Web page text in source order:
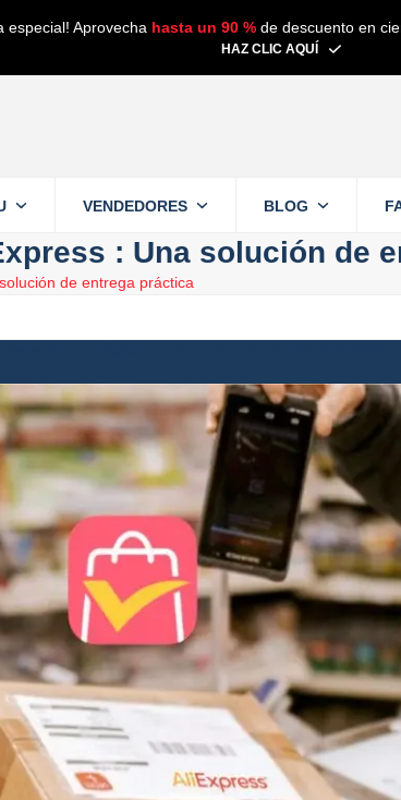
especial! Aprovecha hasta un 90 % de descuento en
HAZ CLIC AQUÍ
VENDEDORES BLOG
: Una solución de
de entrega práctica